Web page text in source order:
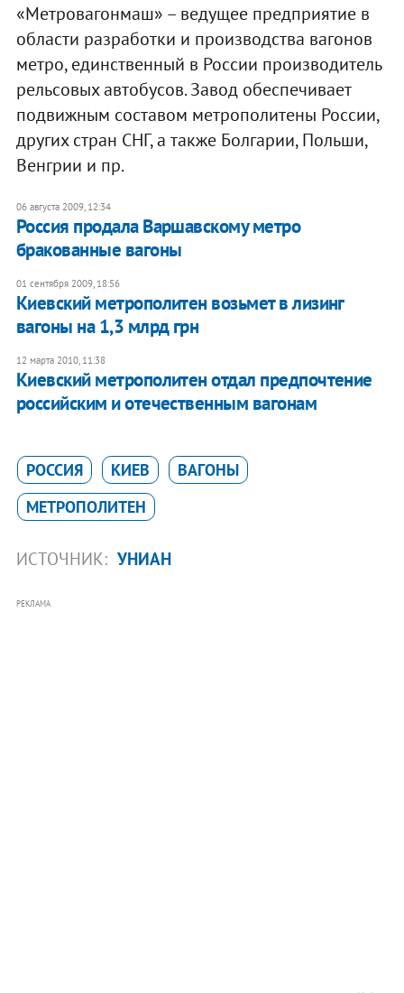
«Метровагонмаш» – ведущее предприятие в
области разработки и производства вагонов
метро, единственный в России производитель
рельсовых автобусов. Завод обеспечивает
подвижным составом метрополитены России,
других стран СНГ, а также Болгарии, Польши,
Венгрии и пр.
06 августа 2009, 12:34
Россия продала Варшавскому метро
бракованные вагоны
01 сентября 2009, 18:56
Киевский метрополитен возьмет в лизинг
вагоны на 1,3 млрд грн
12 марта 2010, 11:38
Киевский метрополитен отдал предпочтение
российским и отечественным вагонам
РОССИЯ КИЕВ
ВАГОНЫ
МЕТРОПОЛИТЕН
ИСТОЧНИК: УНИАН
РЕКЛАМА